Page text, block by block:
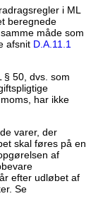
i ML
beregnede
måde som
afsnit D.A.11.1
§ 50, dvs. som
har ikke
varer, der
skal føres på en
af
efter udløbet af
Se